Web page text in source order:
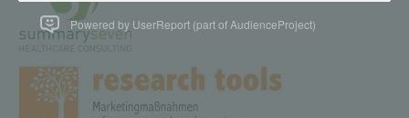
Powered by UserReport (part of AudienceProject)